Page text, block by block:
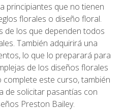
principiantes que no tienen
florales o diseño floral.
de los que dependen todos
También adquirirá una
lo que lo preparará para
de los diseños florales
este curso, también
de solicitar pasantías con
Preston Bailey.